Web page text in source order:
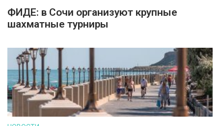
ФИДЕ: в Сочи организуют крупные
шахматные турниры